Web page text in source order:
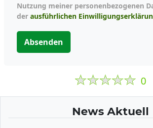
Nutzung meiner personenbezogenen
der ausführlichen
Absenden
0
News Aktuell